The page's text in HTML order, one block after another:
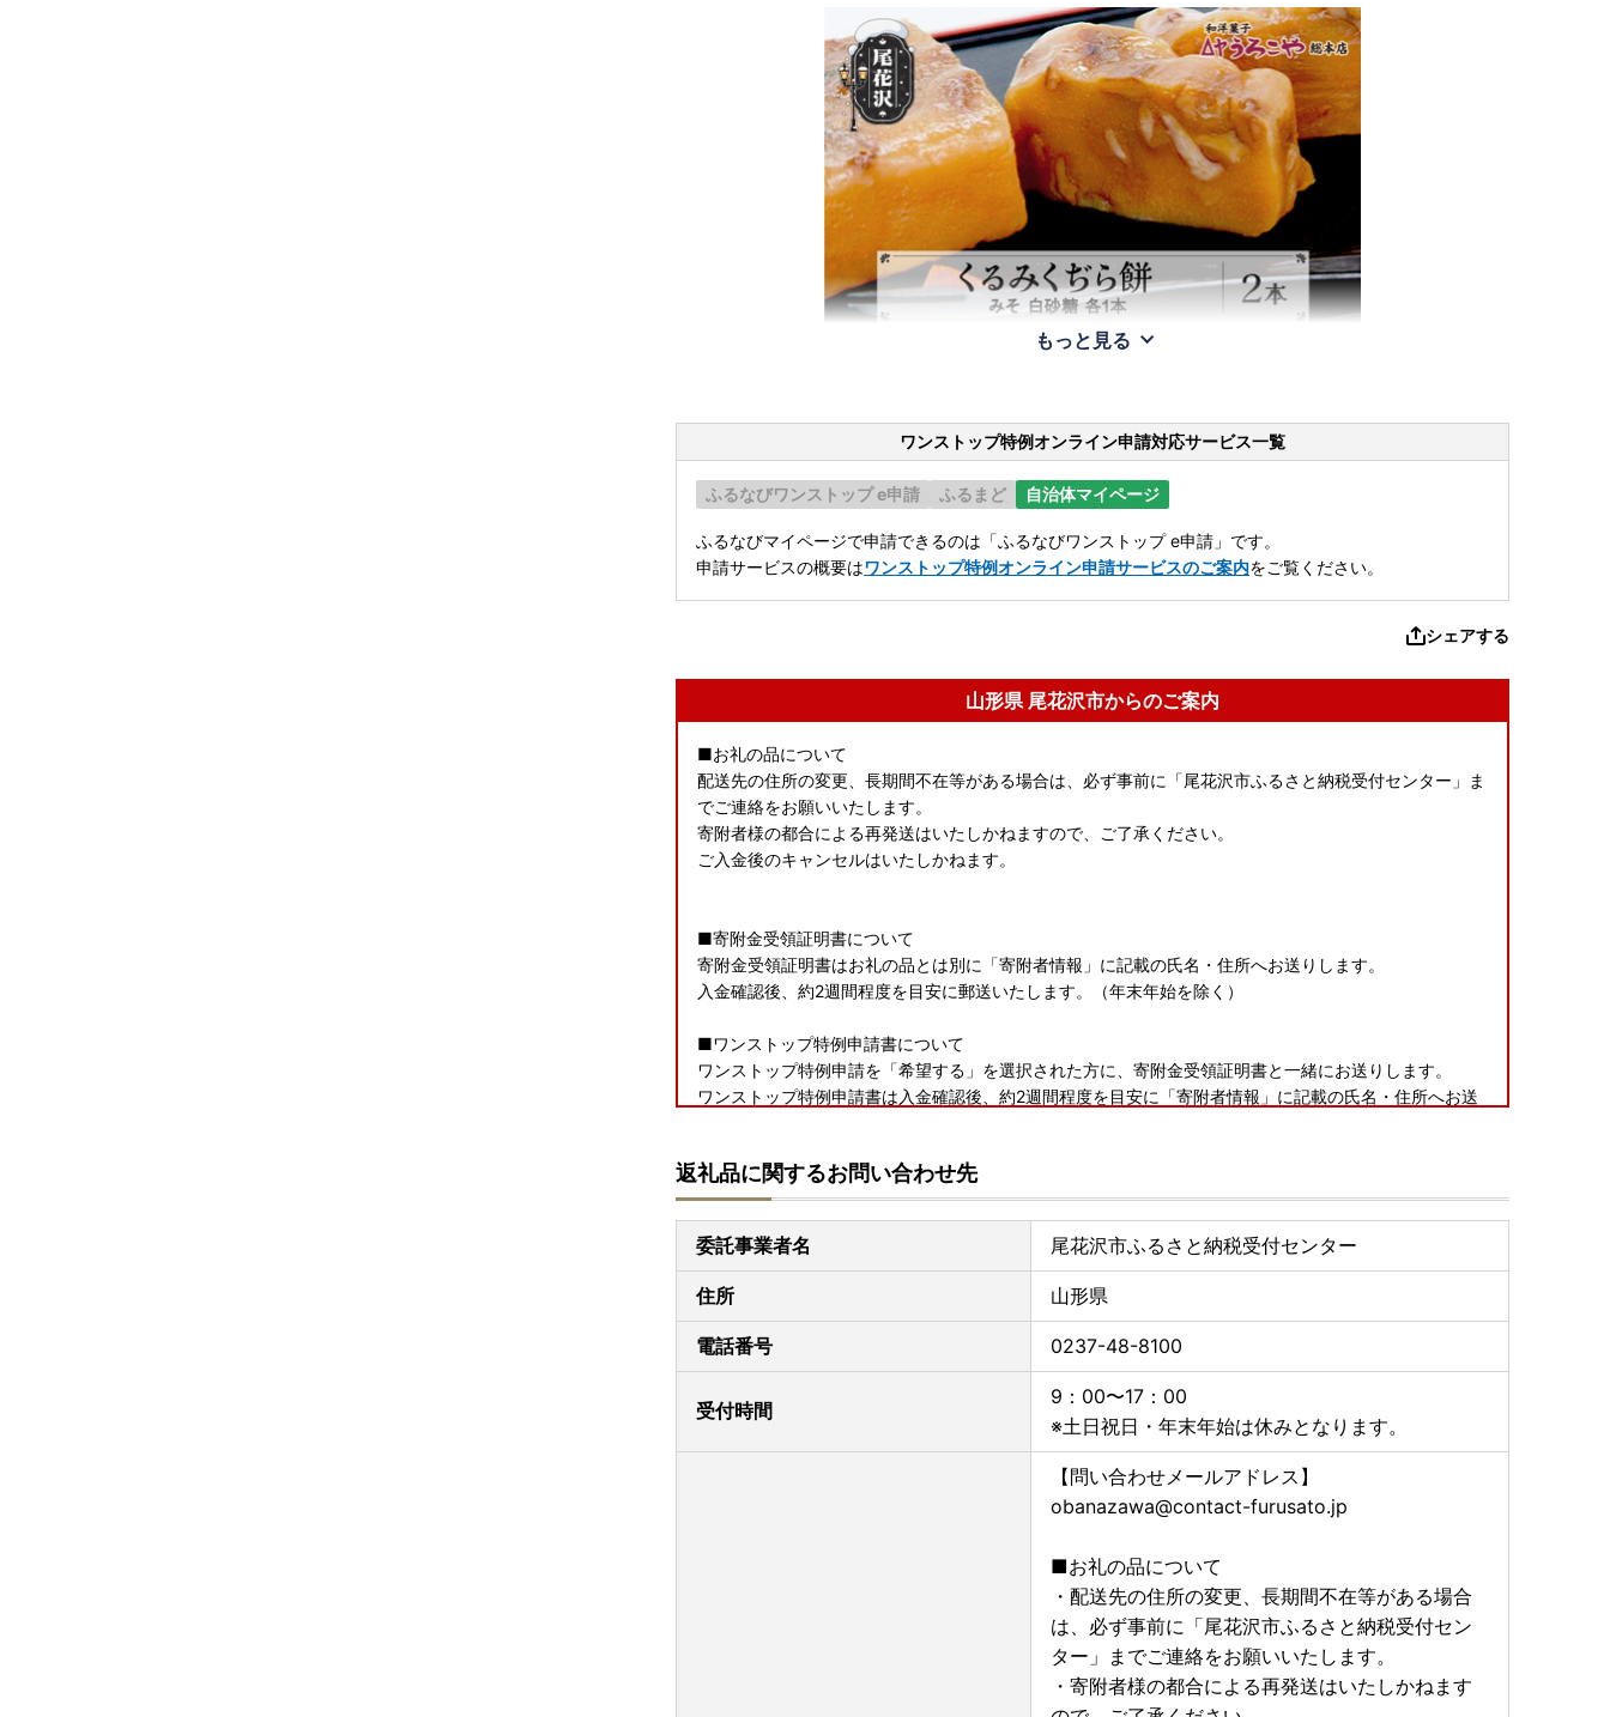
もっと見る
ワンストップ特例オンライン申請対応サービス一覧
ふるなびワンストップ e申請 ふるまど 自治体マイページ
ふるなびマイページで申請できるのは「ふるなびワンストップ e申請」です。
申請サービスの概要はワンストップ特例オンライン申請サービスのご案内をご覧ください。
シェアする
山形県 尾花沢市からのご案内
■お礼の品について
配送先の住所の変更、長期間不在等がある場合は、必ず事前に「尾花沢市ふるさと納税受付センター」ま
でご連絡をお願いいたします。
寄附者様の都合による再発送はいたしかねますので、ご了承ください。
ご入金後のキャンセルはいたしかねます。
■寄附金受領証明書について
寄附金受領証明書はお礼の品とは別に「寄附者情報」に記載の氏名・住所へお送りします。
入金確認後、約2週間程度を目安に郵送いたします。（年末年始を除く）
■ワンストップ特例申請書について
ワンストップ特例申請を「希望する」を選択された方に、寄附金受領証明書と一緒にお送りします。
ワンストップ特例申請書は入金確認後、約2週間程度を目安に「寄附者情報」に記載の氏名・住所へお送
※必要情報を記載の上、寄附した翌年の1月10日まで返送して下さい。
※ワンストップ特例申請の受付完了は、お申込み時にご登録いただきましたメールアドレスあてにメール
にてお知らせしております。
※書面での受付書はお送りしておりませんので、あらかじめご了承ください。
■メール受信許可のお願い
以下のご連絡につきましては、[送信専用]のアドレス【yamagata-obanazawa-city@do-furusato.com】
より自動送信いたします。
受信設定、または拒否設定解除をお願いいたします。
・寄附完了メール
※自動送信メールのため、出荷のタイミングによってはお礼の品の到着と行き違いとなる場合がございま
返礼品に関するお問い合わせ先
委託事業者名 尾花沢市ふるさと納税受付センター
住所 山形県
電話番号 0237-48-8100
受付時間
9：00〜17：00
※土日祝日・年末年始は休みとなります。
【問い合わせメールアドレス】
obanazawa@contact-furusato.jp
■お礼の品について
・配送先の住所の変更、長期間不在等がある場合
は、必ず事前に「尾花沢市ふるさと納税受付セン
ター」までご連絡をお願いいたします。
・寄附者様の都合による再発送はいたしかねます